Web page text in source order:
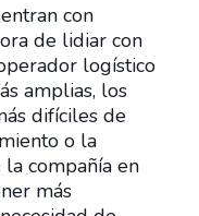
con
de lidiar con
logístico
amplias, los
difíciles de
o la
compañía en
más